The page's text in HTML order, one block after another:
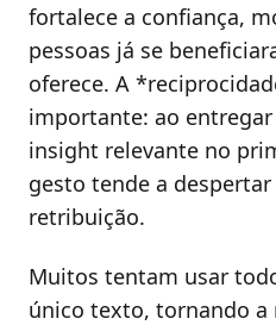
fortalece a confiança,
pessoas já se
oferece. A
importante: ao
insight relevante no
gesto tende a
retribuição.
Muitos tentam usar
único texto, tornando a